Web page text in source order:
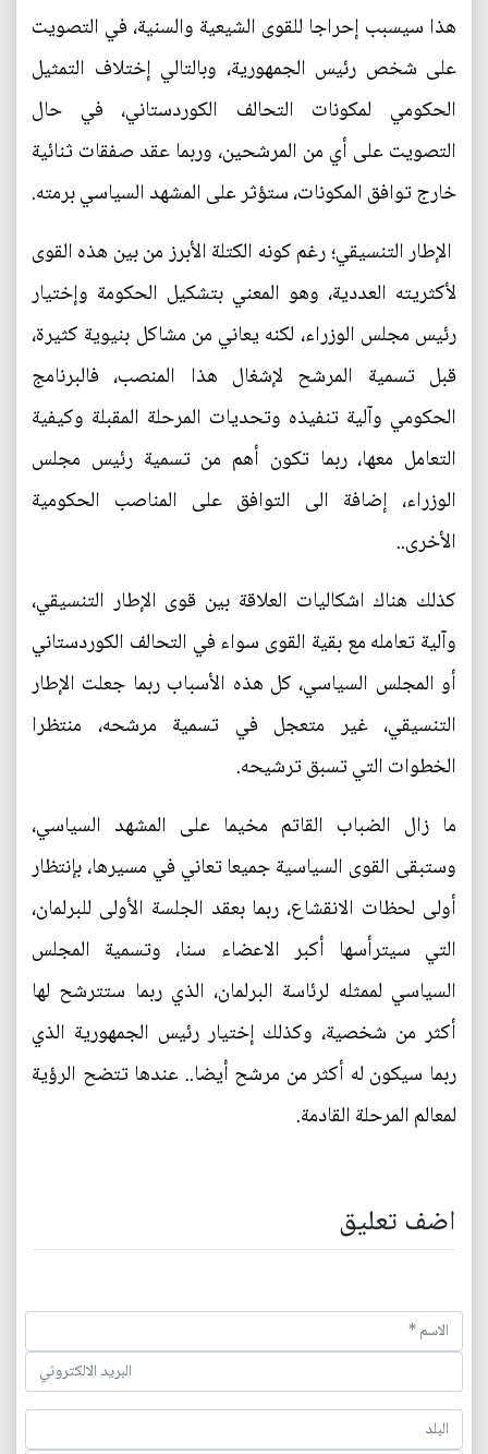
هذا سيسبب إحراجا للقوى الشيعية والسنية، في التصويت
على شخص رئيس الجمهورية، وبالتالي إختلاف التمثيل
الحكومي لمكونات التحالف الكوردستاني، في حال
التصويت على أي من المرشحين، وربما عقد صفقات ثنائية
خارج توافق المكونات، ستؤثر على المشهد السياسي برمته.
الإطار التنسيقي؛ رغم كونه الكتلة الأبرز من بين هذه القوى
لأكثريته العددية، وهو المعني بتشكيل الحكومة وإختيار
رئيس مجلس الوزراء، لكنه يعاني من مشاكل بنيوية كثيرة،
قبل تسمية المرشح لإشغال هذا المنصب، فالبرنامج
الحكومي وآلية تنفيذه وتحديات المرحلة المقبلة وكيفية
التعامل معها، ربما تكون أهم من تسمية رئيس مجلس
الوزراء، إضافة الى التوافق على المناصب الحكومية
الأخرى..
كذلك هناك اشكاليات العلاقة بين قوى الإطار التنسيقي،
وآلية تعامله مع بقية القوى سواء في التحالف الكوردستاني
أو المجلس السياسي، كل هذه الأسباب ربما جعلت الإطار
التنسيقي، غير متعجل في تسمية مرشحه، منتظرا
الخطوات التي تسبق ترشيحه.
ما زال الضباب القاتم مخيما على المشهد السياسي،
وستبقى القوى السياسية جميعا تعاني في مسيرها، بإنتظار
أولى لحظات الانقشاع، ربما بعقد الجلسة الأولى للبرلمان،
التي سيترأسها أكبر الاعضاء سنا، وتسمية المجلس
السياسي لممثله لرئاسة البرلمان، الذي ربما ستترشح لها
أكثر من شخصية، وكذلك إختيار رئيس الجمهورية الذي
ربما سيكون له أكثر من مرشح أيضا.. عندها تتضح الرؤية
لمعالم المرحلة القادمة.
اضف تعليق